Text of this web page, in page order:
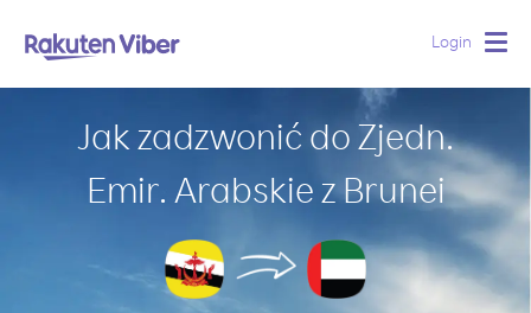
Login
Jak zadzwonić do Zjedn.
Emir. Arabskie z Brunei